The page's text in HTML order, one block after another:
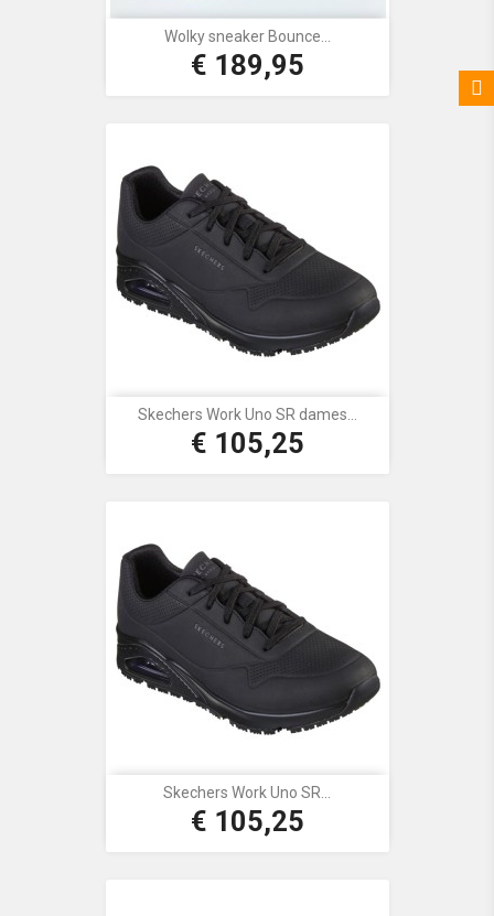
Wolky sneaker Bounce...
Prijs
€ 189,95
Skechers Work Uno SR dames...
Prijs
€ 105,25
Skechers Work Uno SR...
Prijs
€ 105,25